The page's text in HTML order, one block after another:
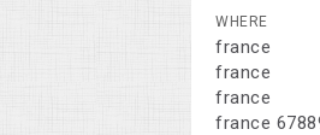
WHERE
france
france
france
france